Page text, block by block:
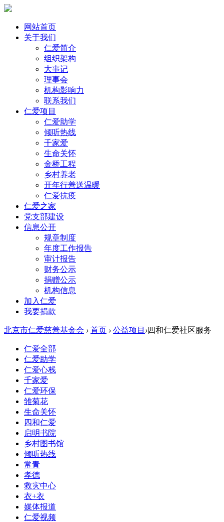
网站首页
关于我们
仁爱简介
组织架构
大事记
理事会
机构影响力
联系我们
仁爱项目
仁爱助学
倾听热线
千家爱
生命关怀
金桥工程
乡村养老
开年行善送温暖
仁爱抗疫
仁爱之家
党支部建设
信息公开
规章制度
年度工作报告
审计报告
财务公示
捐赠公示
机构信息
加入仁爱
我要捐款
北京市仁爱慈善基金会 › 首页 › 公益项目 ›四和仁爱社区服务
仁爱全部
仁爱助学
仁爱心栈
千家爱
仁爱环保
雏菊花
生命关怀
四和仁爱
启明书院
乡村图书馆
倾听热线
常青
孝德
救灾中心
衣+衣
媒体报道
仁爱视频